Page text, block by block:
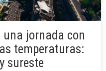
jornada con
temperaturas:
sureste